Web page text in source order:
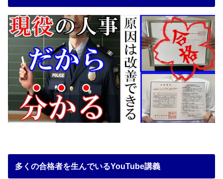
多くの合格者を生んでいるYouTube講義